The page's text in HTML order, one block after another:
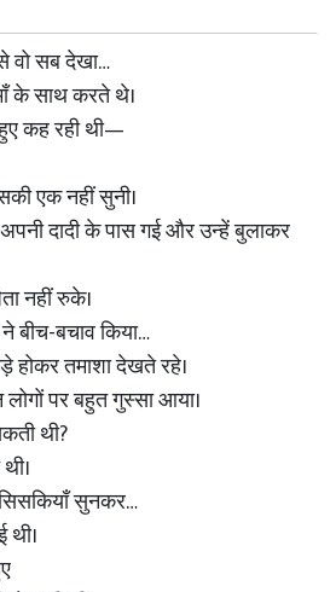
वो सब देखा…
के साथ करते थे।
कह रही थी—
एक नहीं सुनी।
दादी के पास गई और उन्हें बुलाकर
नहीं रुके।
बचाव किया…
तमाशा देखते रहे।
पर बहुत गुस्सा आया।
थी?
सुनकर…